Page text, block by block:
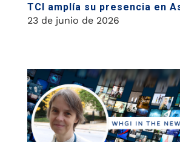
TCI amplía su presencia en
23 de junio de 2026